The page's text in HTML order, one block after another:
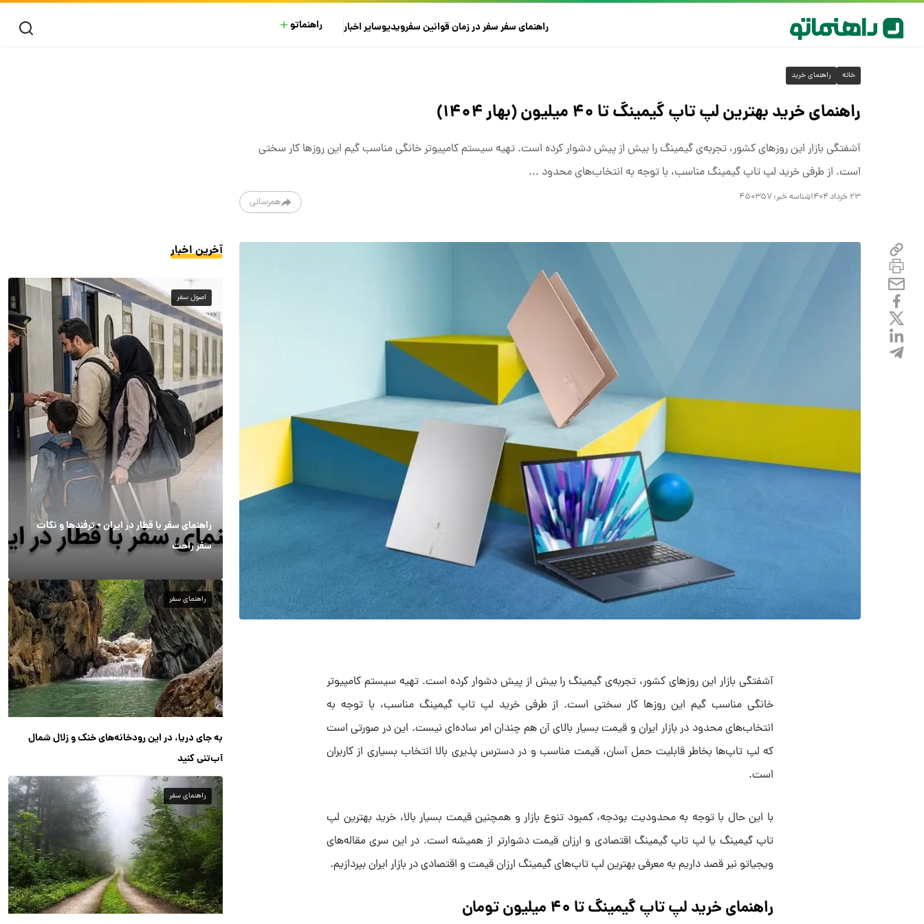
راهنمای سفرسفر در زمانقوانین سفرویدیوسایراخبار راهنماتو
خانه راهنمای خرید
راهنمای خرید بهترین لپ تاپ گیمینگ تا ۴۰ میلیون (بهار ۱۴۰۴)
آشفتگی بازار این روزهای کشور، تجربه‌ی گیمینگ را بیش از پیش دشوار کرده است. تهیه سیستم‌ کامپیوتر خانگی مناسب گیم این روزها کار سختی
است. از طرفی خرید لپ تاپ گیمینگ مناسب، با توجه به انتخاب‌های محدود ...
۲۳ خرداد ۱۴۰۴ شناسه خبر: ۴۵۰۳۵۷ همرسانی
آشفتگی بازار این روزهای کشور، تجربه‌ی گیمینگ را بیش از پیش دشوار کرده است. تهیه سیستم‌ کامپیوتر
خانگی مناسب گیم این روزها کار سختی است. از طرفی خرید لپ تاپ گیمینگ مناسب، با توجه به
انتخاب‌های محدود در بازار ایران و قیمت‌ بسیار بالای آن هم چندان امر ساده‌ای نیست. این در صورتی است
که لپ تاپ‌ها بخاطر قابلیت حمل آسان، قیمت مناسب و در دسترس پذیری بالا انتخاب بسیاری از کاربران
است.
با این حال با توجه به محدودیت بودجه، کمبود تنوع بازار و همچنین قیمت بسیار بالا، خرید بهترین لپ
تاپ گیمینگ یا لپ تاپ گیمینگ اقتصادی و ارزان قیمت دشوارتر از همیشه است. در این سری مقاله‌های
ویجیاتو نیر قصد داریم به معرفی بهترین لپ تاپ‌های گیمینگ ارزان قیمت و اقتصادی در بازار ایران بپردازیم.
راهنمای خرید لپ تاپ گیمینگ تا ۴۰ میلیون تومان
آخرین اخبار
اصول سفر
راهنمای سفر با قطار در ایران + ترفندها و نکات
سفر راحت
راهنمای سفر
به جای دریا، در این رودخانه‌های خنک و زلال شمال
آب‌تنی کنید
راهنمای سفر